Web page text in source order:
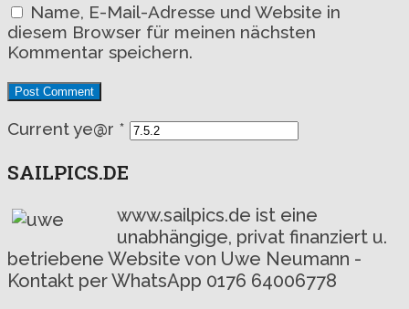
Name, E-Mail-Adresse und Website in
diesem Browser für meinen nächsten
Kommentar speichern.
Current ye@r *
SAILPICS.DE
www.sailpics.de ist eine
unabhängige, privat finanziert u.
betriebene Website von Uwe Neumann -
Kontakt per WhatsApp 0176 64006778